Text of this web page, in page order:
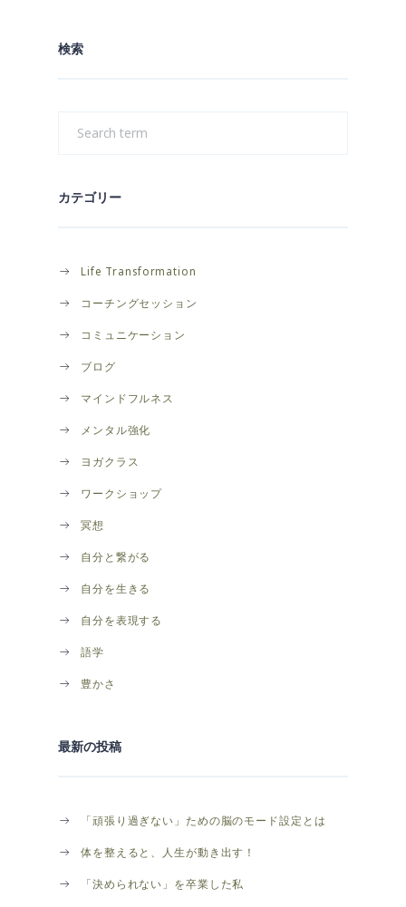
検索
カテゴリー
Life Transformation
コーチングセッション
コミュニケーション
ブログ
マインドフルネス
メンタル強化
ヨガクラス
ワークショップ
冥想
自分と繋がる
自分を生きる
自分を表現する
語学
豊かさ
最新の投稿
「頑張り過ぎない」ための脳のモード設定とは
体を整えると、人生が動き出す！
「決められない」を卒業した私